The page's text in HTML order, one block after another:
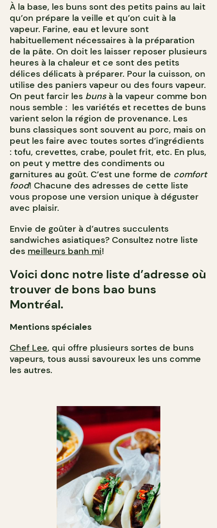
À la base, les buns sont des petits pains au lait
qu’on prépare la veille et qu’on cuit à la
vapeur. Farine, eau et levure sont
habituellement nécessaires à la préparation
de la pâte. On doit les laisser reposer plusieurs
heures à la chaleur et ce sont des petits
délices délicats à préparer. Pour la cuisson, on
utilise des paniers vapeur ou des fours vapeur.
On peut farcir les bunsà la vapeur comme bon
nous semble : les variétés et recettes de buns
varient selon la région de provenance. Les
buns classiques sont souvent au porc, mais on
peut les faire avec toutes sortes d’ingrédients
: tofu, crevettes, crabe, poulet frit, etc. En plus,
on peut y mettre des condiments ou
garnitures au goût. C’est une forme de comfort
food! Chacune des adresses de cette liste
vous propose une version unique à déguster
avec plaisir.
Envie de goûter à d’autres succulents
sandwiches asiatiques? Consultez notre liste
des meilleurs banh mi!
Voici donc notre liste d’adresse où
trouver de bons bao buns
Montréal.
Mentions spéciales
Chef Lee, qui offre plusieurs sortes de buns
vapeurs, tous aussi savoureux les uns comme
les autres.